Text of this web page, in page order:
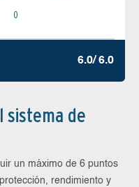
0
6.0/ 6.0
sistema de
un máximo de 6 puntos
rendimiento y